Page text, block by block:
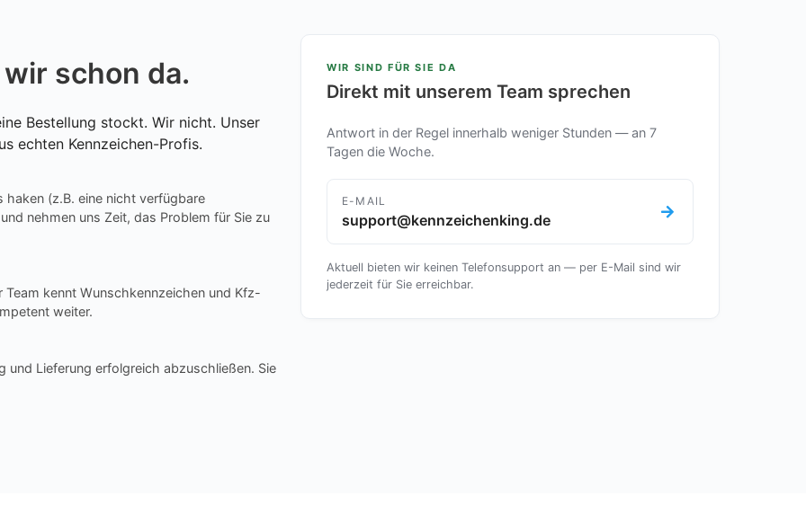
schon da.
Bestellung stockt. Wir nicht. Unser
echten Kennzeichen-Profis.
haken (z.B. eine nicht verfügbare
nehmen uns Zeit, das Problem für Sie zu
kennt Wunschkennzeichen und Kfz-
weiter.
und Lieferung erfolgreich abzuschließen. Sie
WIR SIND FÜR SIE DA
Direkt mit unserem Team sprechen
Antwort in der Regel innerhalb weniger Stunden — an 7
Tagen die Woche.
E-MAIL
support@kennzeichenking.de
Aktuell bieten wir keinen Telefonsupport an — per E-Mail sind wir
jederzeit für Sie erreichbar.